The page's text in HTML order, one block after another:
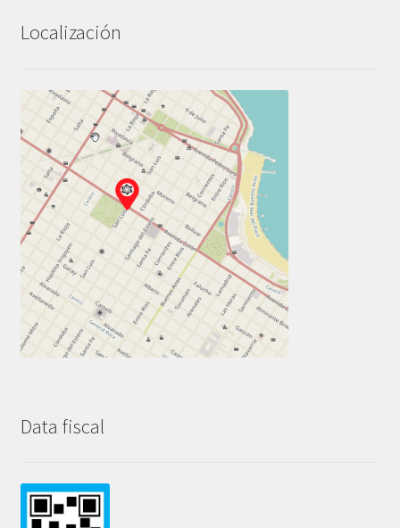
Localización
Data fiscal